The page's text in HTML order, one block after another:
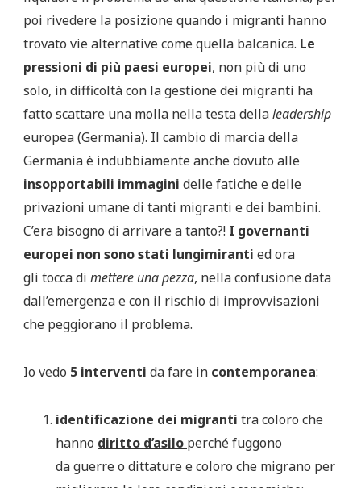
poi rivedere la posizione quando i migranti hanno
trovato vie alternative come quella balcanica. Le
pressioni di più paesi europei, non più di uno
solo, in difficoltà con la gestione dei migranti ha
fatto scattare una molla nella testa dellaleadership
europea (Germania). Il cambio di marcia della
Germania è indubbiamente anche dovuto alle
insopportabili immagini delle fatiche e delle
privazioni umane di tanti migranti e dei bambini.
C’era bisogno di arrivare a tanto?! I governanti
europei non sono stati lungimiranti ed ora
gli tocca di mettere una pezza, nella confusione data
dall’emergenza e con il rischio di improvvisazioni
che peggiorano il problema.
Io vedo 5 interventi da fare in contemporanea:
identificazione dei migranti tra coloro che
hanno diritto d’asilo perché fuggono
da guerre o dittature e coloro che migrano per